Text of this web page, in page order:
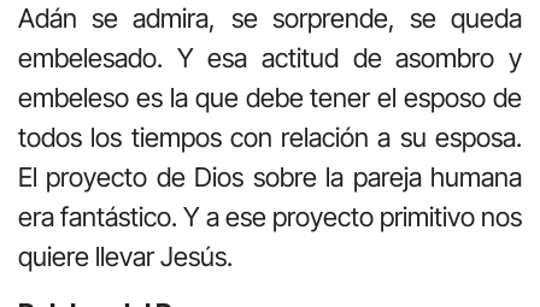
Adán se admira, se sorprende, se queda
embelesado. Y esa actitud de asombro y
embeleso es la que debe tener el esposo de
todos los tiempos con relación a su esposa.
El proyecto de Dios sobre la pareja humana
era fantástico. Y a ese proyecto primitivo nos
quiere llevar Jesús.